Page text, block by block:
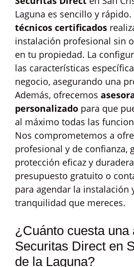
Laguna es sencillo y
técnicos certificados
instalación profesional sin
en tu propiedad. La
las características
negocio, asegurando una
Además, ofrecemos
personalizado para que
al máximo todas las
Nos comprometemos a
profesional y de confianza,
protección eficaz y
presupuesto gratuito o
para agendar la instalación
tranquilidad que mereces.
¿Cuánto cuesta una
Securitas Direct en
de la Laguna?